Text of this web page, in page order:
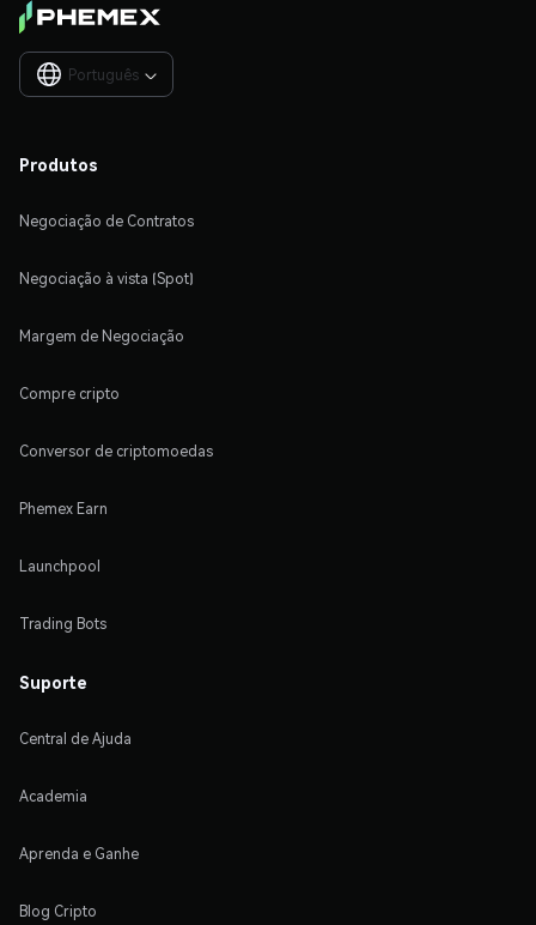
Português 
Produtos
Negociação de Contratos
Negociação à vista (Spot)
Margem de Negociação
Compre cripto
Conversor de criptomoedas
Phemex Earn
Launchpool
Trading Bots
Suporte
Central de Ajuda
Academia
Aprenda e Ganhe
Blog Cripto